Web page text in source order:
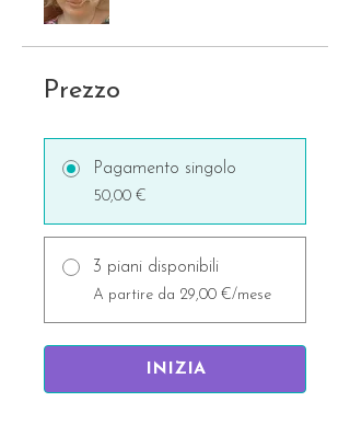
Prezzo
Pagamento singolo
50,00 €
3 piani disponibili
A partire da 29,00 €/mese
INIZIA